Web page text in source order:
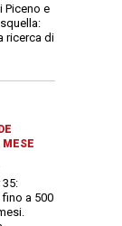
Piceno e
ricerca di
MESE
a 500